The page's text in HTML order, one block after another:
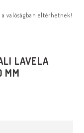
valóságban eltérhetnek!
LAVELA
MM